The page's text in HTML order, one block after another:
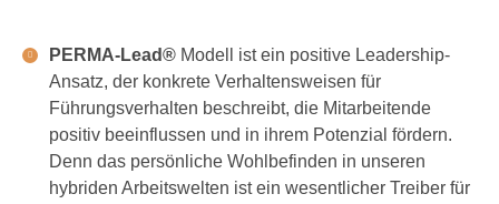
PERMA-Lead® Modell ist ein positive Leadership-
Ansatz, der konkrete Verhaltensweisen für
Führungsverhalten beschreibt, die Mitarbeitende
positiv beeinflussen und in ihrem Potenzial fördern.
Denn das persönliche Wohlbefinden in unseren
hybriden Arbeitswelten ist ein wesentlicher Treiber für